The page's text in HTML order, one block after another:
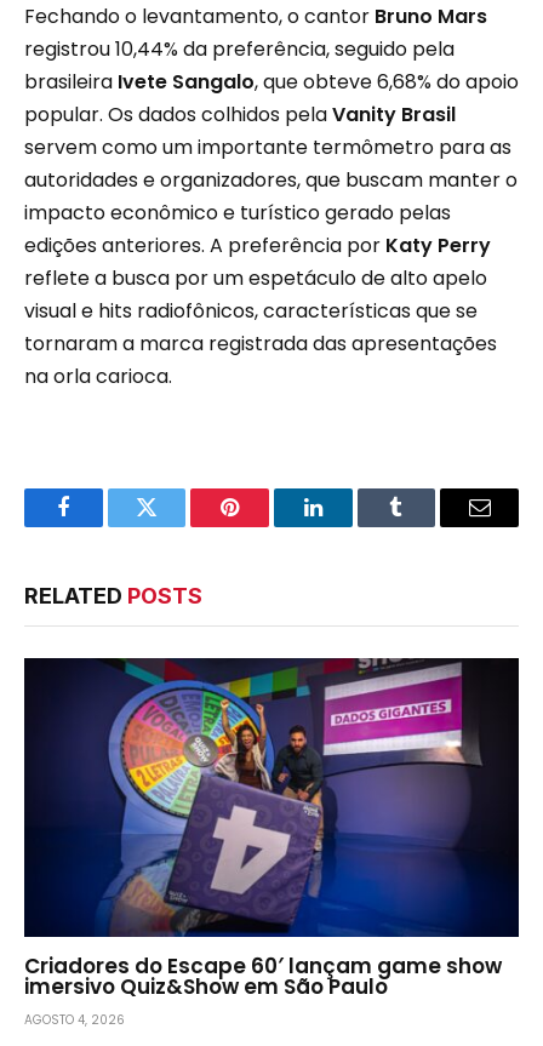
Fechando o levantamento, o cantor Bruno Mars
registrou 10,44% da preferência, seguido pela
brasileira Ivete Sangalo, que obteve 6,68% do apoio
popular. Os dados colhidos pelaVanity Brasil
servem como um importante termômetro para as
autoridades e organizadores, que buscam manter o
impacto econômico e turístico gerado pelas
edições anteriores. A preferência por Katy Perry
reflete a busca por um espetáculo de alto apelo
visual e hits radiofônicos, características que se
tornaram a marca registrada das apresentações
na orla carioca.
FacebookTwitter Pinterest LinkedInTumblr Email
RELATED POSTS
Criadores do Escape 60′ lançam game show
imersivo Quiz&Show em São Paulo
AGOSTO 4, 2026